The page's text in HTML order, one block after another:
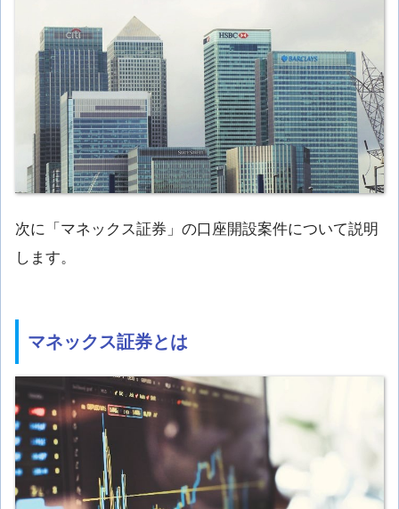
次に「マネックス証券」の口座開設案件について説明
します。
マネックス証券とは